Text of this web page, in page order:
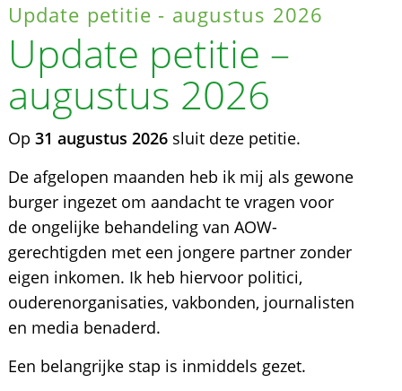
Update petitie - augustus 2026
Update petitie –
augustus 2026
Op 31 augustus 2026sluit deze petitie.
De afgelopen maanden heb ik mij als gewone
burger ingezet om aandacht te vragen voor
de ongelijke behandeling van AOW-
gerechtigden met een jongere partner zonder
eigen inkomen. Ik heb hiervoor politici,
ouderenorganisaties, vakbonden, journalisten
en media benaderd.
Een belangrijke stap is inmiddels gezet.